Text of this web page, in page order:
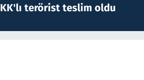
terörist teslim oldu